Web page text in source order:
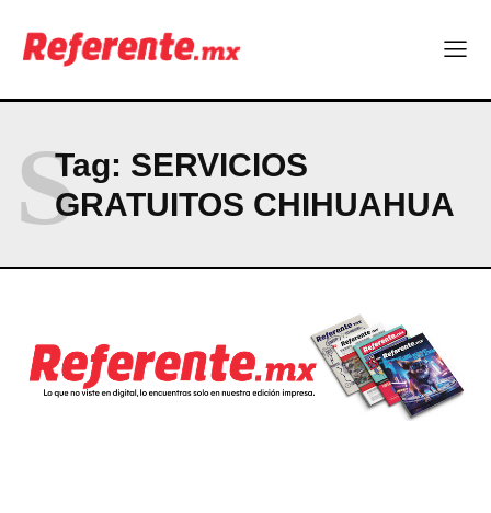
Company
ABOUT
CONTACT
PRIVACY POLICY
NEWSLETTER
Tag: SERVICIOS
GRATUITOS CHIHUAHUA
S